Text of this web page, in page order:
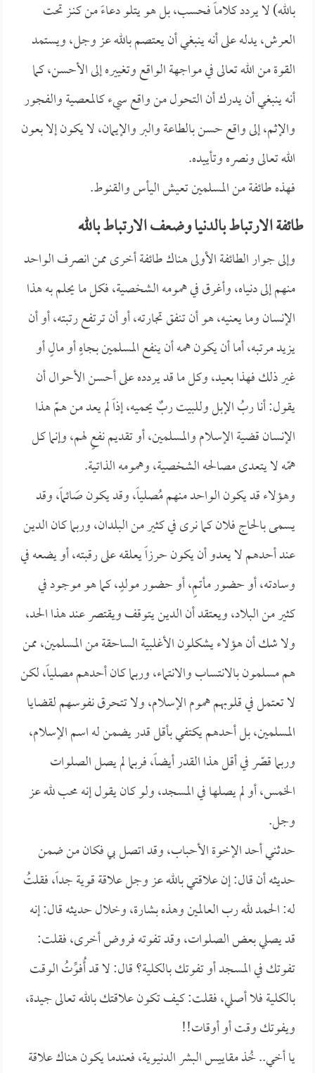
بالله) لا يردد كلاماً فحسب، بل هو يتلو دعاءً من كنـز تحت
العرش، يدله على أنه ينبغي أن يعتصم بالله عز وجل، ويستمد
القوة من الله تعالى في مواجهة الواقع وتغييره إلى الأحسن، كما
أنه ينبغي أن يدرك أن التحول من واقع سيء كالمعصية والفجور
والإثم، إلى واقع حسن بالطاعة والبر والإيمان، لا يكون إلا بعون
الله تعالى ونصره وتأييده.
فهذه طائفة من المسلمين تعيش اليأس والقنوط.
طائفة الارتباط بالدنيا وضعف الارتباط بالله
وإلى جوار الطائفة الأولى هناك طائفة أخرى ممن انصرف الواحد
منهم إلى دنياه، وأغرق في همومه الشخصية، فكل ما يحلم به هذا
الإنسان وما يعنيه، هو أن تنفق تجارته، أو أن ترتفع رتبته، أو أن
يزيد مرتبه، أما أن يكون همه أن ينفع المسلمين بجاهٍ أو مالٍ أو
غير ذلك فهذا بعيد، وكل ما قد يردده على أحسن الأحوال أن
يقول: أنا ربُ الإبل وللبيت ربٌ يحميه، إذاً لم يعد من همّ هذا
الإنسان قضية الإسلام والمسلمين، أو تقديم نفعٍ لهم، وإنما كل
همّه لا يتعدى مصالحه الشخصية، وهمومه الذاتية.
وهؤلاء قد يكون الواحد منهم مُصلياً، وقد يكون صَائماً، وقد
يسمى بالحاج فلان كما نرى في كثير من البلدان، وربما كان الدين
عند أحدهم لا يعدو أن يكون حرزاً يعلقه على رقبته، أو يضعه في
وسادته، أو حضور مأتمٍ، أو حضور مولدٍ، كما هو موجود في
كثير من البلاد، ويعتقد أن الدين يتوقف ويقتصر عند هذا الحد،
ولا شك أن هؤلاء يشكلون الأغلبية الساحقة من المسلمين، ممن
هم مسلمون بالانتساب والانتماء، وربما كان أحدهم مصلياً، لكن
لا تعتمل في قلوبهم هموم الإسلام، ولا تتحرق نفوسهم لقضايا
المسلمين، بل أحدهم يكتفي بأقل قدر يضمن له اسم الإسلام،
وربما قصّر في أقل هذا القدر أيضاً، فربما لم يصل الصلوات
الخمس، أو لم يصلها في المسجد، ولو كان يقول إنه محب لله عز
وجل.
حدثني أحد الإخوة الأحباب، وقد اتصل بي فكان من ضمن
حديثه أن قال: إن علاقتي بالله عز وجل علاقة قوية جداً، فقلتُ
له: الحمد لله رب العالمين وهذه بشارة، وخلال حديثه قال: إنه
قد يصلي بعض الصلوات، وقد تفوته فروض أخرى، فقلت:
تفوتك في المسجد أو تفوتك بالكلية؟ قال: لا قد أُفوِّتُ الوقت
بالكلية فلا أصلي، فقلت: كيف تكون علاقتك بالله تعالى جيدة،
ويفوتك وقت أو أوقات!!
يا أخي.. خُذ مقاييس البشر الدنيوية، فعندما يكون هناك علاقة